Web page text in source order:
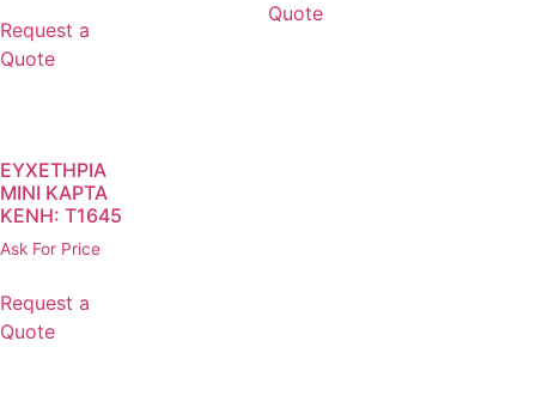
Request a
Quote
Quote
ΕΥΧΕΤΗΡΙΑ
ΜΙΝΙ ΚΑΡΤΑ
ΚΕΝΗ: T1645
Ask For Price
Request a
Quote